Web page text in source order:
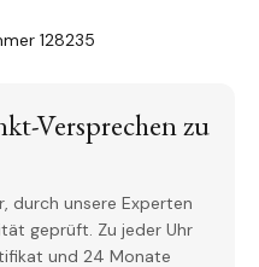
128235
Versprechen zu
durch unsere Experten
geprüft. Zu jeder Uhr
und 24 Monate